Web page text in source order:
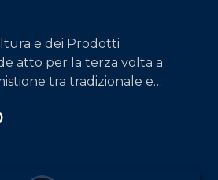
e dei Prodotti
atto per la terza volta a
tra tradizionale e